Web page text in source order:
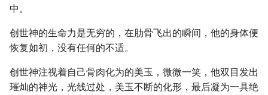
中。
创世神的生命力是无穷的，在肋骨飞出的瞬间，他的身体便
恢复如初，没有任何的不适。
创世神注视着自己骨肉化为的美玉，微微一笑，他双目发出
璀灿的神光，光线过处，美玉不断的化形，最后凝为一具绝